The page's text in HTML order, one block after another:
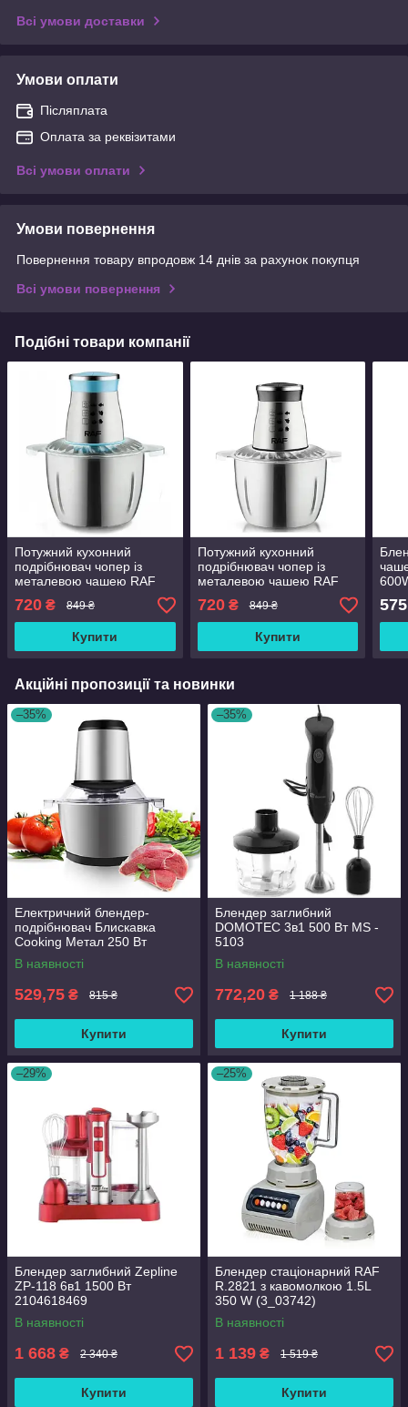
Всі умови доставки
Умови оплати
Післяплата
Оплата за реквізитами
Всі умови оплати
Умови повернення
Повернення товару впродовж 14 днів за рахунок покупця
Всі умови повернення
Подібні товари компанії
Потужний кухонний
подрібнювач чопер із
металевою чашею RAF
R.7030 1000 Вт 3 л
Блакитний
720 ₴ 849 ₴
Купити
Потужний кухонний
подрібнювач чопер із
металевою чашею RAF
R.7030 1000 Вт 3 л
Чорний
720₴ 849 ₴
Купити
575
Акційні пропозиції та новинки
–35%
Електричний блендер-
подрібнювач Блискавка
Cooking Метал 250 Вт
В наявності
529,75 ₴ 815 ₴
Купити
–35%
Блендер заглибний
DOMOTEC 3в1 500 Вт MS -
5103
В наявності
772,20 ₴ 1 188 ₴
Купити
–29%
Блендер заглибний Zepline
ZP-118 6в1 1500 Вт
2104618469
В наявності
1 668 ₴ 2 340 ₴
Купити
–25%
Блендер стаціонарний RAF
R.2821 з кавомолкою 1.5L
350 W (3_03742)
В наявності
1 139 ₴ 1 519 ₴
Купити